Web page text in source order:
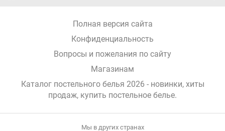
Полная версия сайта
Конфиденциальность
Вопросы и пожелания по сайту
Магазинам
Каталог постельного белья 2026 - новинки, хиты
продаж, купить постельное белье.
Мы в других странах